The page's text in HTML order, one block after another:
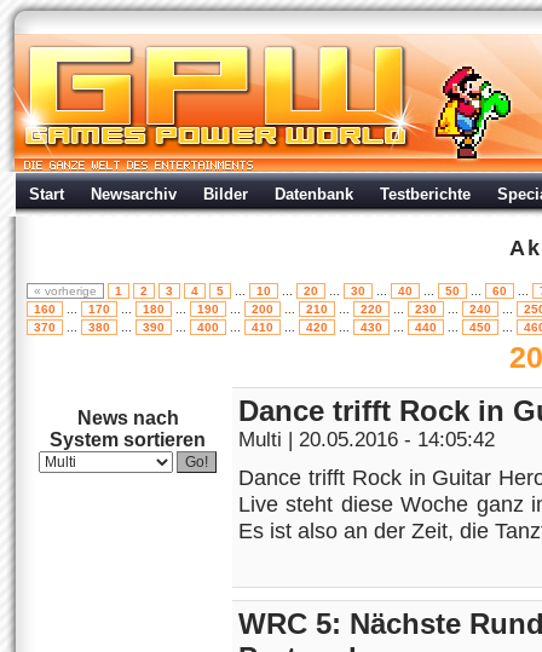
Start Newsarchiv Bilder Datenbank Testberichte
« vorherige 1 2 3 4 5 10 20 30 40 50 60
160
170 180 190 200 210 220 230 240
370
380 390 400 410 420 430 440 450
News nach
System sortieren
Dance trifft Rock in
Multi | 20.05.2016 - 14:05:42
Dance trifft Rock in Guitar
Live steht diese Woche ganz
Es ist also an der Zeit, die
WRC 5: Nächste